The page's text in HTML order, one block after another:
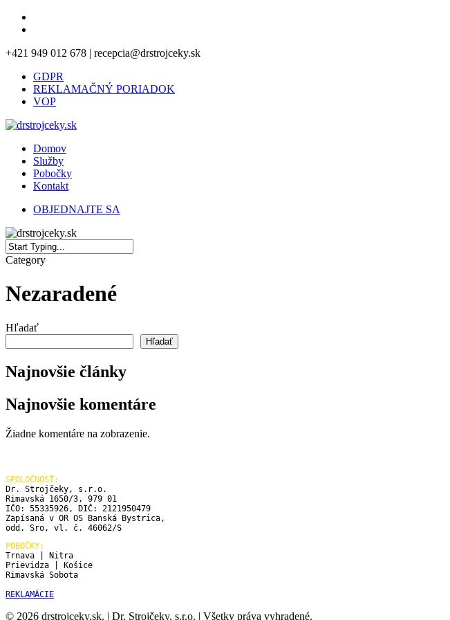
Skip
content
+421 949 012 678 | recepcia@drstrojceky.sk
GDPR
REKLAMAČNÝ PORIADOK
VOP
Menu
Domov
Služby
Pobočky
Kontakt
OBJEDNAJTE SA
Close
Category
Nezaradené
Hľadať
Hľadať
Najnovšie články
Najnovšie komentáre
Žiadne komentáre na zobrazenie.
SPOLOČNOSŤ:
Dr. Strojčeky, s.r.o.
Rimavská 1650/3, 979 01
IČO: 55335926, DIČ: 2121950479
Zapísaná v OR OS Banská Bystrica,
odd. Sro, vl. č. 46062/S
POBOČKY:
Trnava | Nitra
Prievidza | Košice
Rimavská Sobota
REKLAMÁCIE
© 2026 drstrojceky.sk. | Dr. Strojčeky, s.r.o. | Všetky práva vyhradené.